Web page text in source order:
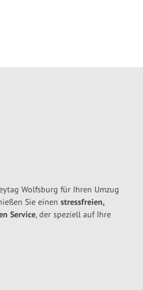
Wolfsburg für Ihren Umzug
Sie einen stressfreien,
Service, der speziell auf Ihre